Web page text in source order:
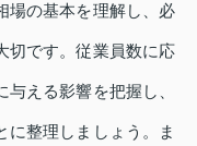
場の基本を理解し、必
切です。従業員数に応
える影響を把握し、
に整理しましょう。ま